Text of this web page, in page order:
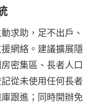
求助，足不出戶、
網絡。建議擴展隱
密集區、長者人口
從未使用任何長者
跟進；同時開辦免